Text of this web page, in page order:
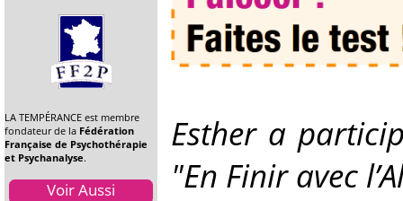
Esther a
"En Finir avec
LA TEMPÉRANCE est membre
fondateur de la Fédération
Française de Psychothérapie
et Psychanalyse.
Voir Aussi